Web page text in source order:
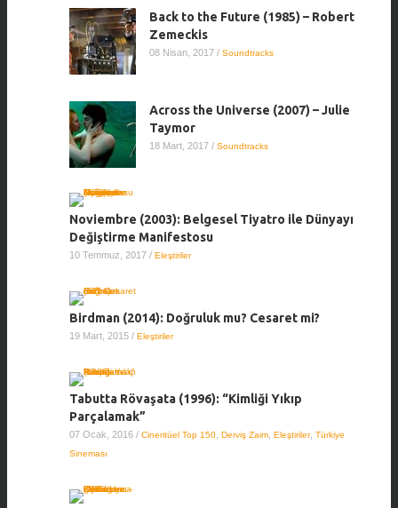
Back to the Future (1985) – Robert
Zemeckis
08 Nisan, 2017 / Soundtracks
Across the Universe (2007) – Julie
Taymor
18 Mart, 2017 / Soundtracks
Noviembre (2003): Belgesel Tiyatro ile Dünyayı
Değiştirme Manifestosu
10 Temmuz, 2017 / Eleştiriler
Birdman (2014): Doğruluk mu? Cesaret mi?
19 Mart, 2015 / Eleştiriler
Tabutta Rövaşata (1996): “Kimliği Yıkıp
Parçalamak”
07 Ocak, 2016 / Cineritüel Top 150 Derviş Zaim Eleştiriler, Türkiye
Sineması